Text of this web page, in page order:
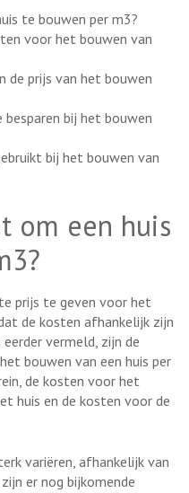
te bouwen per m3?
voor het bouwen van
de prijs van het bouwen
bij het bouwen
bij het bouwen van
om een huis
prijs te geven voor het
de kosten afhankelijk zijn
vermeld, zijn de
bouwen van een huis per
de kosten voor het
huis en de kosten voor de
variëren, afhankelijk van
er nog bijkomende